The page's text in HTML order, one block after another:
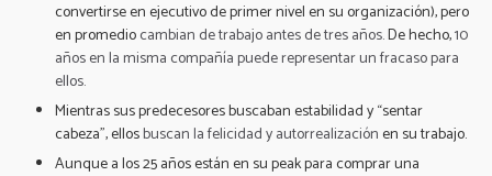
convertirse en ejecutivo de primer nivel en su organización), pero
en promediocambian de trabajo antes de tres años.De hecho,10
años en la misma compañía puede representar un fracaso para
ellos.
Mientras sus predecesores buscaban estabilidad y “sentar
cabeza”, ellosbuscan la felicidad y autorrealizaciónen su trabajo.
Aunque a los 25 años están en su peak para comprar una